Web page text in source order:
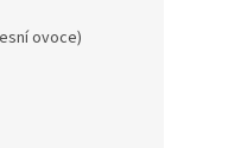
ovoce)